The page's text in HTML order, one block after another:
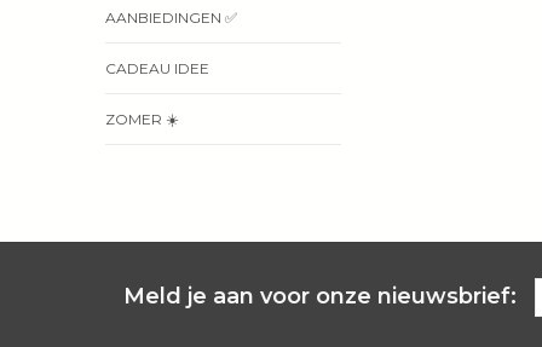
AANBIEDINGEN ✅
CADEAU IDEE
ZOMER ☀️
Meld je aan voor onze nieuwsbrief: